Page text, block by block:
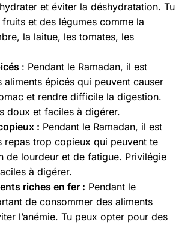
et éviter la déshydratation. Tu
et des légumes comme la
la laitue, les tomates, les
: Pendant le Ramadan, il est
aliments épicés qui peuvent causer
et rendre difficile la digestion.
doux et faciles à digérer.
: Pendant le Ramadan, il est
repas trop copieux qui peuvent te
de lourdeur et de fatigue. Privilégie
à digérer.
riches en fer : Pendant le
de consommer des aliments
l’anémie. Tu peux opter pour des